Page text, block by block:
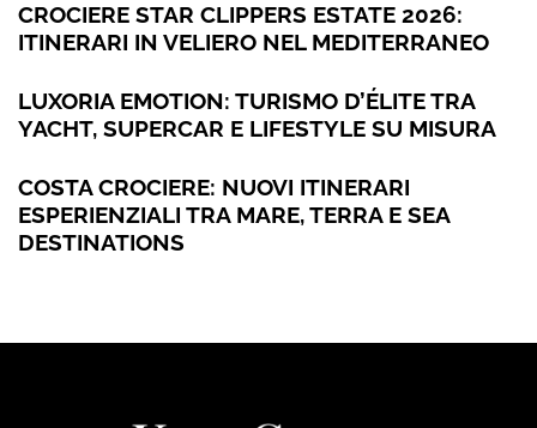
CROCIERE STAR CLIPPERS ESTATE 2026:
ITINERARI IN VELIERO NEL MEDITERRANEO
LUXORIA EMOTION: TURISMO D’ÉLITE TRA
YACHT, SUPERCAR E LIFESTYLE SU MISURA
COSTA CROCIERE: NUOVI ITINERARI
ESPERIENZIALI TRA MARE, TERRA E SEA
DESTINATIONS